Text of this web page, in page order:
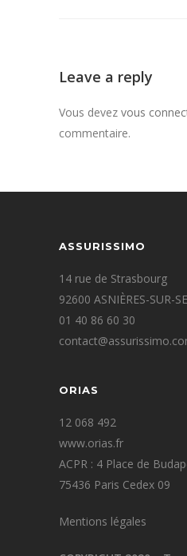
Leave a reply
Vous devez vous
commentaire.
ASSURISSIMO
14 rue de Strasbourg
92600 ASNIÈRES-SUR-
01 40 86 60 30
ORIAS
12 068 492
www.orias.fr
ACPR : 4 Place de
75436 Paris Cedex 09
Mentions légales